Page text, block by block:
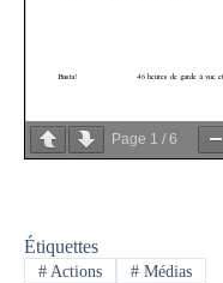
Page 1 / 6
Étiquettes
#Actions #Médias